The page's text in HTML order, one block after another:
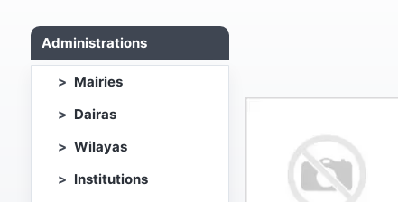
Administrations
Mairies
Dairas
Wilayas
Institutions